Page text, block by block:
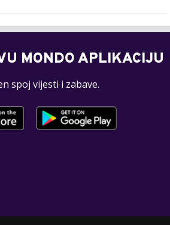
MONDO APLIKACIJU
spoj vijesti i zabave.